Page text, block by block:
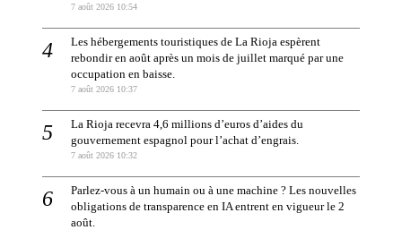
7 août 2026 10:54
Les hébergements touristiques de La Rioja espèrent
rebondir en août après un mois de juillet marqué par une
occupation en baisse.
7 août 2026 10:37
La Rioja recevra 4,6 millions d’euros d’aides du
gouvernement espagnol pour l’achat d’engrais.
7 août 2026 10:32
Parlez-vous à un humain ou à une machine ? Les nouvelles
obligations de transparence en IA entrent en vigueur le 2
août.